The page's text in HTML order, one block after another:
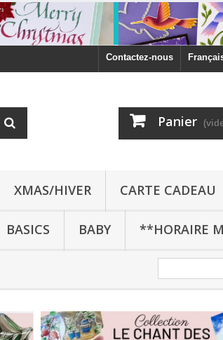
Contactez-nous
Panier
XMAS/HIVER CARTE CADEAU
BASICS BABY **HORAIRE